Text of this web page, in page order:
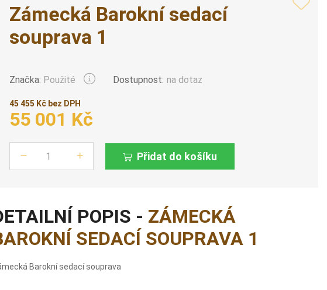
Zámecká Barokní sedací
souprava 1
Značka: Použité Dostupnost: na dotaz
45 455 Kč bez DPH
55 001 Kč
Přidat do košíku
POPIS - ZÁMECKÁ
SEDACÍ SOUPRAVA 1
Barokní sedací souprava